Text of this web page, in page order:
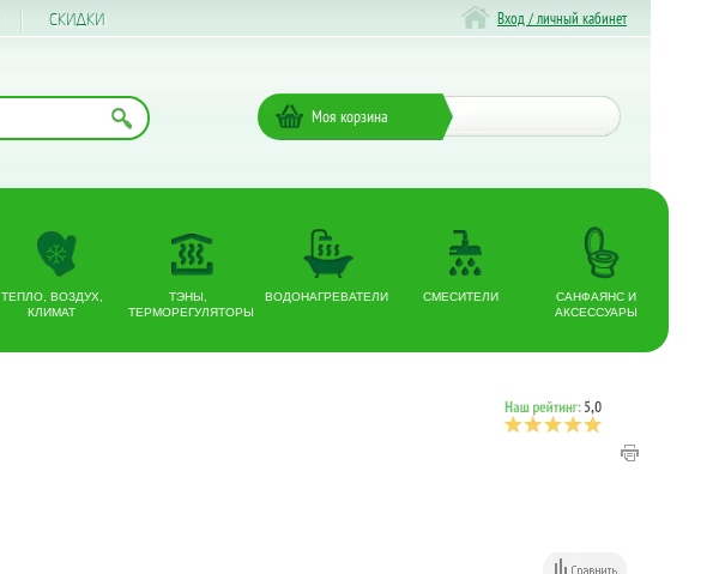
CКИДКИ Вход / личный кабинет
Моя корзина
ТЕПЛО, ВОЗДУХ,
КЛИМАТ
ТЭНЫ,
ТЕРМОРЕГУЛЯТОРЫ
ВОДОНАГРЕВАТЕЛИ СМЕСИТЕЛИ
САНФАЯНС И
АКСЕССУАРЫ